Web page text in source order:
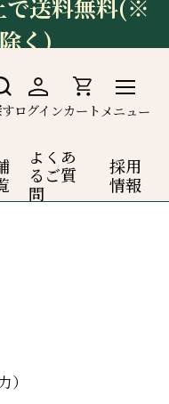
で送料無料(※
く)
ログインカート メニュー
よくあ
るご質
問
採用
情報
）